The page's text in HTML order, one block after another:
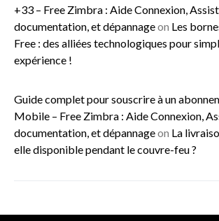
+33 – Free Zimbra : Aide Connexion,
documentation, et dépannageon Les
Free : des alliées technologiques pour
expérience !
Guide complet pour souscrire à un
Mobile – Free Zimbra : Aide Connexion,
documentation, et dépannageon La
elle disponible pendant le couvre-feu ?